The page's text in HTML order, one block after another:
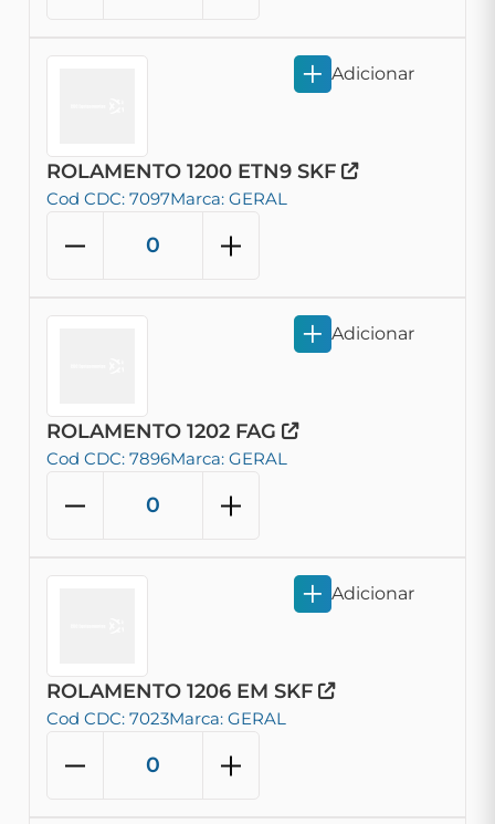
ROLAMENTO 1200 ETN9 SKF
Cod CDC: 7097Marca: GERAL
Adicionar
ROLAMENTO 1202 FAG
Cod CDC: 7896Marca: GERAL
Adicionar
ROLAMENTO 1206 EM SKF
Cod CDC: 7023Marca: GERAL
Adicionar